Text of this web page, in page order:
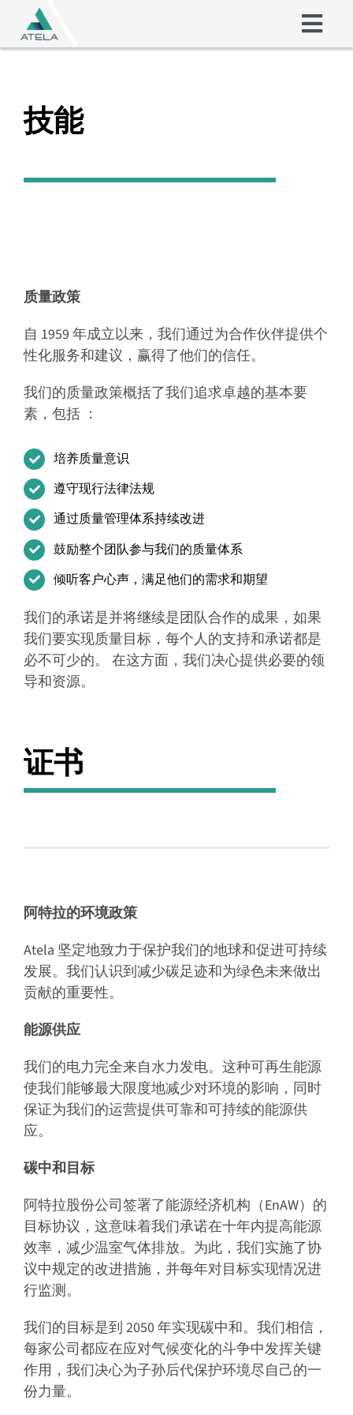
content
关于我们
技能
质量政策
自 1959 年成立以来，我们通过为合作伙伴提供个
性化服务和建议，赢得了他们的信任。
我们的质量政策概括了我们追求卓越的基本要
素，包括 ：
培养质量意识
遵守现行法律法规
通过质量管理体系持续改进
鼓励整个团队参与我们的质量体系
倾听客户心声，满足他们的需求和期望
我们的承诺是并将继续是团队合作的成果，如果
我们要实现质量目标，每个人的支持和承诺都是
必不可少的。 在这方面，我们决心提供必要的领
导和资源。
证书
阿特拉的环境政策
Atela 坚定地致力于保护我们的地球和促进可持续
发展。我们认识到减少碳足迹和为绿色未来做出
贡献的重要性。
能源供应
我们的电力完全来自水力发电。这种可再生能源
使我们能够最大限度地减少对环境的影响，同时
保证为我们的运营提供可靠和可持续的能源供
应。
碳中和目标
阿特拉股份公司签署了能源经济机构（EnAW）的
目标协议，这意味着我们承诺在十年内提高能源
效率，减少温室气体排放。为此，我们实施了协
议中规定的改进措施，并每年对目标实现情况进
行监测。
我们的目标是到 2050 年实现碳中和。我们相信，
每家公司都应在应对气候变化的斗争中发挥关键
作用，我们决心为子孙后代保护环境尽自己的一
份力量。